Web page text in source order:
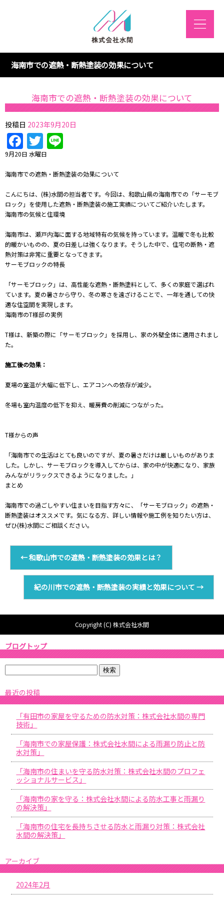
海南市での遮熱・断熱塗装の効果について
海南市での遮熱・断熱塗装の効果について
投稿日 2023年9月20日
Facebook
Twitter
9月20日 水曜日
海南市での遮熱・断熱塗装の効果について
こんにちは、(株)水間の担当者です。今回は、和歌山県の海南市での「サーモブ
ロック」を使用した遮熱・断熱塗装の施工実績についてご紹介いたします。
海南市の気候と住環境
海南市は、瀬戸内海に面する地域特有の気候を持っています。温暖で冬も比較
的暖かいものの、夏の日差しは強くなります。そうした中で、住宅の断熱・遮
熱対策は非常に重要となってきます。
サーモブロックの特長
「サーモブロック」は、高性能な遮熱・断熱塗料として、多くの家庭で選ばれ
ています。夏の暑さから守り、冬の寒さを遠ざけることで、一年を通しての快
適な住空間を実現します。
海南市のT様邸の実例
T様は、新築の際に「サーモブロック」を採用し、家の外壁全体に適用されまし
た。
施工後の効果：
夏場の室温が大幅に低下し、エアコンへの依存が減少。
冬場も室内温度の低下を抑え、暖房費の削減につながった。
T様からの声
「海南市での生活はとても良いのですが、夏の暑さだけは厳しいものがありま
した。しかし、サーモブロックを導入してからは、家の中が快適になり、家族
みんながリラックスできるようになりました。」
まとめ
海南市での過ごしやすい住まいを目指す方々に、「サーモブロック」の遮熱・
断熱塗装はオススメです。気になる方、詳しい情報や施工例を知りたい方は、
ぜひ(株)水間にご相談ください。
←和歌山市での遮熱・断熱塗装の効果とは？
紀の川市での遮熱・断熱塗装の実績と効果について →
Copyright (C) 株式会社水間
ブログトップ
最近の投稿
「有田市の家屋を守るための防水対策：株式会社水間の専門
技術」
「海南市での家屋保護：株式会社水間による雨漏り防止と防
水対策」
「海南市の住まいを守る防水対策：株式会社水間のプロフェ
ッショナルサービス」
「海南市の家を守る：株式会社水間による防水工事と雨漏り
の解決策」
「海南市の住宅を長持ちさせる防水と雨漏り対策：株式会社
水間の解決策」
アーカイブ
2024年2月